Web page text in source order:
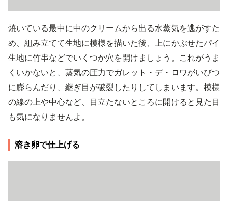
焼いている最中に中のクリームから出る水蒸気を逃がすた
め、組み立てて生地に模様を描いた後、上にかぶせたパイ
生地に竹串などでいくつか穴を開けましょう。これがうま
くいかないと、蒸気の圧力でガレット・デ・ロワがいびつ
に膨らんだり、継ぎ目が破裂したりしてしまいます。模様
の線の上や中心など、目立たないところに開けると見た目
も気になりませんよ。
溶き卵で仕上げる